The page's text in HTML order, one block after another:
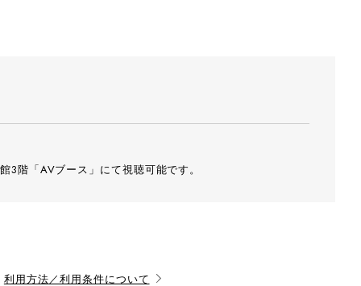
3階「AVブース」にて視聴可能です。
利用方法／利用条件について